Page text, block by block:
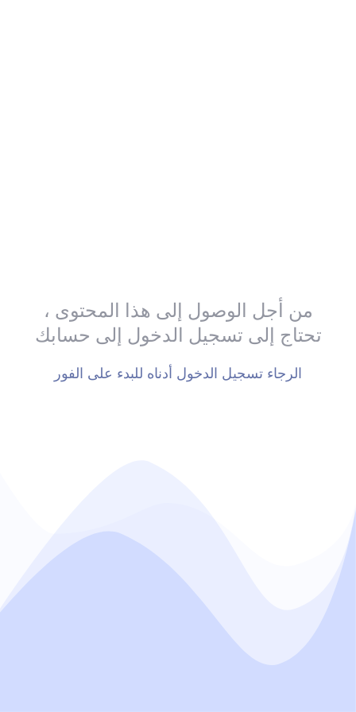
من أجل الوصول إلى هذا المحتوى ،
تحتاج إلى تسجيل الدخول إلى حسابك
الرجاء تسجيل الدخول أدناه للبدء على الفور